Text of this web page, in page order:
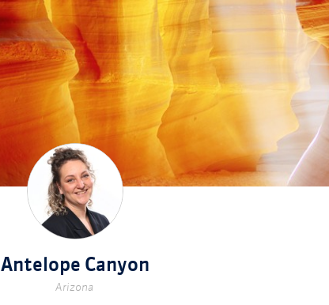
Antelope Canyon
Arizona